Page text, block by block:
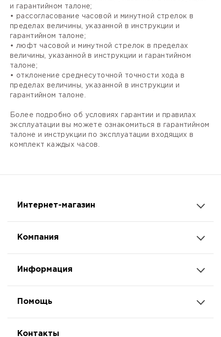
и гарантийном талоне;
• рассогласование часовой и минутной стрелок в
пределах величины, указанной в инструкции и
гарантийном талоне;
• люфт часовой и минутной стрелок в пределах
величины, указанной в инструкции и гарантийном
талоне;
• отклонение среднесуточной точности хода в
пределах величины, указанной в инструкции и
гарантийном талоне.
Более подробно об условиях гарантии и правилах
эксплуатации вы можете ознакомиться в гарантийном
талоне и инструкции по эксплуатации входящих в
комплект каждых часов.
Интернет-магазин
Компания
Информация
Помощь
Контакты